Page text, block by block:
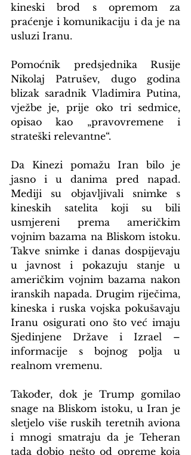
kineski brod s opremom za
praćenje i komunikaciju i da je na
usluzi Iranu.
Pomoćnik predsjednika Rusije
Nikolaj Patrušev, dugo godina
blizak saradnik Vladimira Putina,
vježbe je, prije oko tri sedmice,
opisao kao „pravovremene i
strateški relevantne“.
Da Kinezi pomažu Iran bilo je
jasno i u danima pred napad.
Mediji su objavljivali snimke s
kineskih satelita koji su bili
usmjereni prema američkim
vojnim bazama na Bliskom istoku.
Takve snimke i danas dospijevaju
u javnost i pokazuju stanje u
američkim vojnim bazama nakon
iranskih napada. Drugim riječima,
kineska i ruska vojska pokušavaju
Iranu osigurati ono što već imaju
Sjedinjene Države i Izrael –
informacije s bojnog polja u
realnom vremenu.
Također, dok je Trump gomilao
snage na Bliskom istoku, u Iran je
sletjelo više ruskih teretnih aviona
i mnogi smatraju da je Teheran
tada dobio nešto od opreme koja